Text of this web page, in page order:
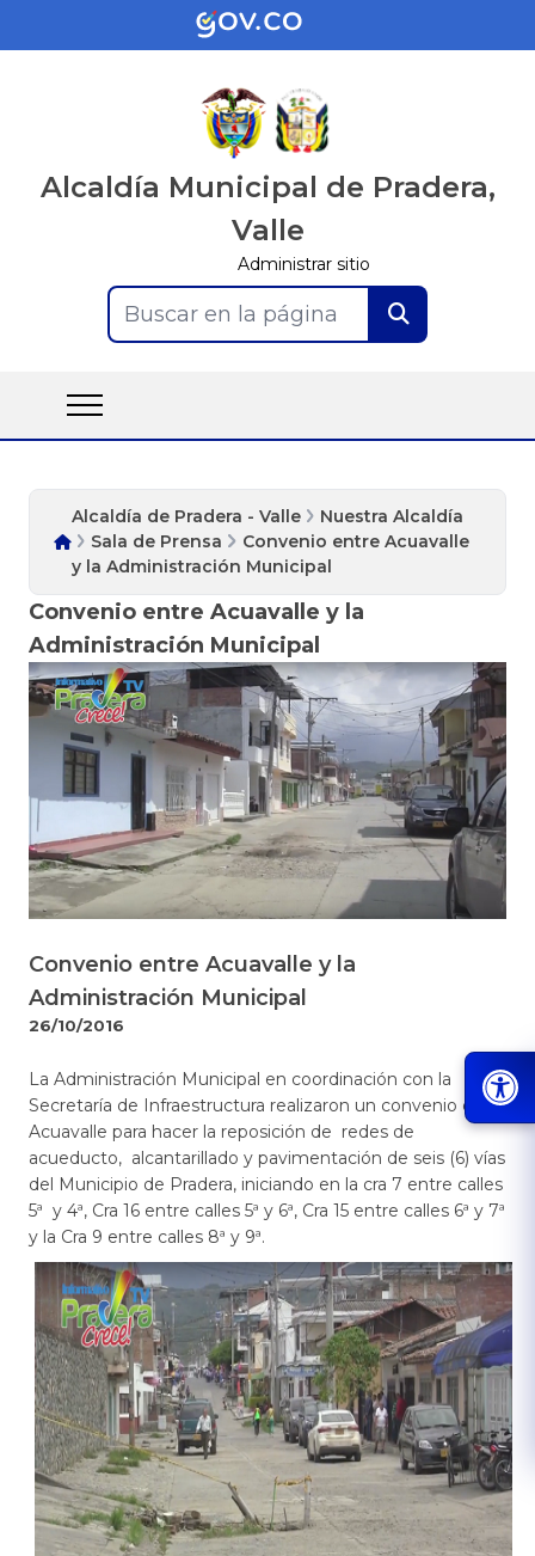
Alcaldía Municipal de Pradera,
Valle
Administrar sitio
Buscar en la página
Alcaldía de Pradera - Valle
Nuestra Alcaldía
Sala de Prensa
Convenio entre Acuavalle
y la Administración Municipal
Convenio entre Acuavalle y la
Administración Municipal
Convenio entre Acuavalle y la
Administración Municipal
26/10/2016
​​​​​La Administración Municipal en coordinación con la
Secretaría de Infraestructura realizaron un convenio con
Acuavalle para hacer la reposición de redes de
acueducto, alcantarillado y pavimentación de seis (6) vías
del Municipio de Pradera, iniciando en la cra 7 entre calles
5ª y 4ª, Cra 16 entre calles 5ª y 6ª, Cra 15 entre calles 6ª y 7ª
y la Cra 9 entre calles 8ª y 9ª.